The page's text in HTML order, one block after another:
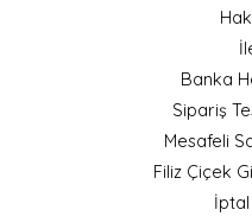
Banka
Sipariş
Mesafeli
Filiz Çiçek